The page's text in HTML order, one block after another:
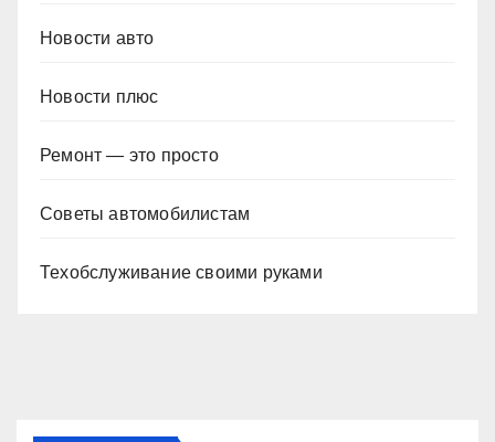
Новости авто
Новости плюс
Ремонт — это просто
Советы автомобилистам
Техобслуживание своими руками